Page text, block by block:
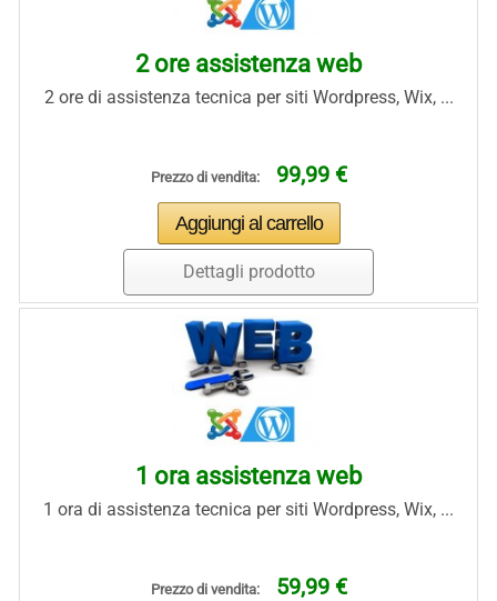
2 ore assistenza web
2 ore di assistenza tecnica per siti Wordpress, Wix, ...
Prezzo di vendita: 99,99 €
Dettagli prodotto
1 ora assistenza web
1 ora di assistenza tecnica per siti Wordpress, Wix, ...
Prezzo di vendita: 59,99 €